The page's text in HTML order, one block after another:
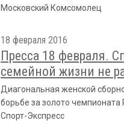
Московский Комсомолец
18 февраля 2016
Пресса 18 февраля.
семейной жизни не
Диагональная женской
борьбе за золото чемпионата
Спорт-Экспресс